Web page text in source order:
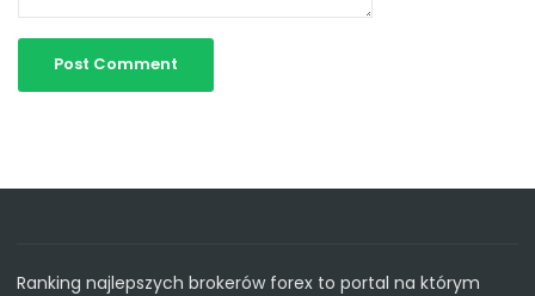
Ranking najlepszych brokerów forex to portal na którym